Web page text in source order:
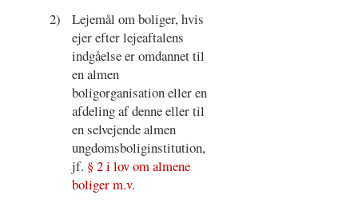
2)
Lejemål om boliger, hvis
ejer efter lejeaftalens
indgåelse er omdannet til
en almen
boligorganisation eller en
afdeling af denne eller til
en selvejende almen
ungdomsboliginstitution,
jf. § 2 i lov om almene
boliger m.v.